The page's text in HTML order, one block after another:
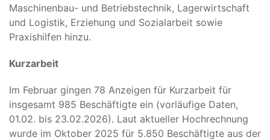
Maschinenbau- und Betriebstechnik, Lagerwirtschaft
und Logistik, Erziehung und Sozialarbeit sowie
Praxishilfen hinzu.
Kurzarbeit
Im Februar gingen 78 Anzeigen für Kurzarbeit für
insgesamt 985 Beschäftigte ein (vorläufige Daten,
01.02. bis 23.02.2026). Laut aktueller Hochrechnung
wurde im Oktober 2025 für 5.850 Beschäftigte aus der